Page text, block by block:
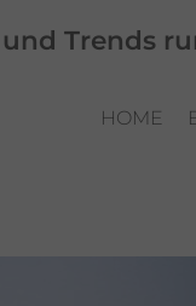
Trends
HOME